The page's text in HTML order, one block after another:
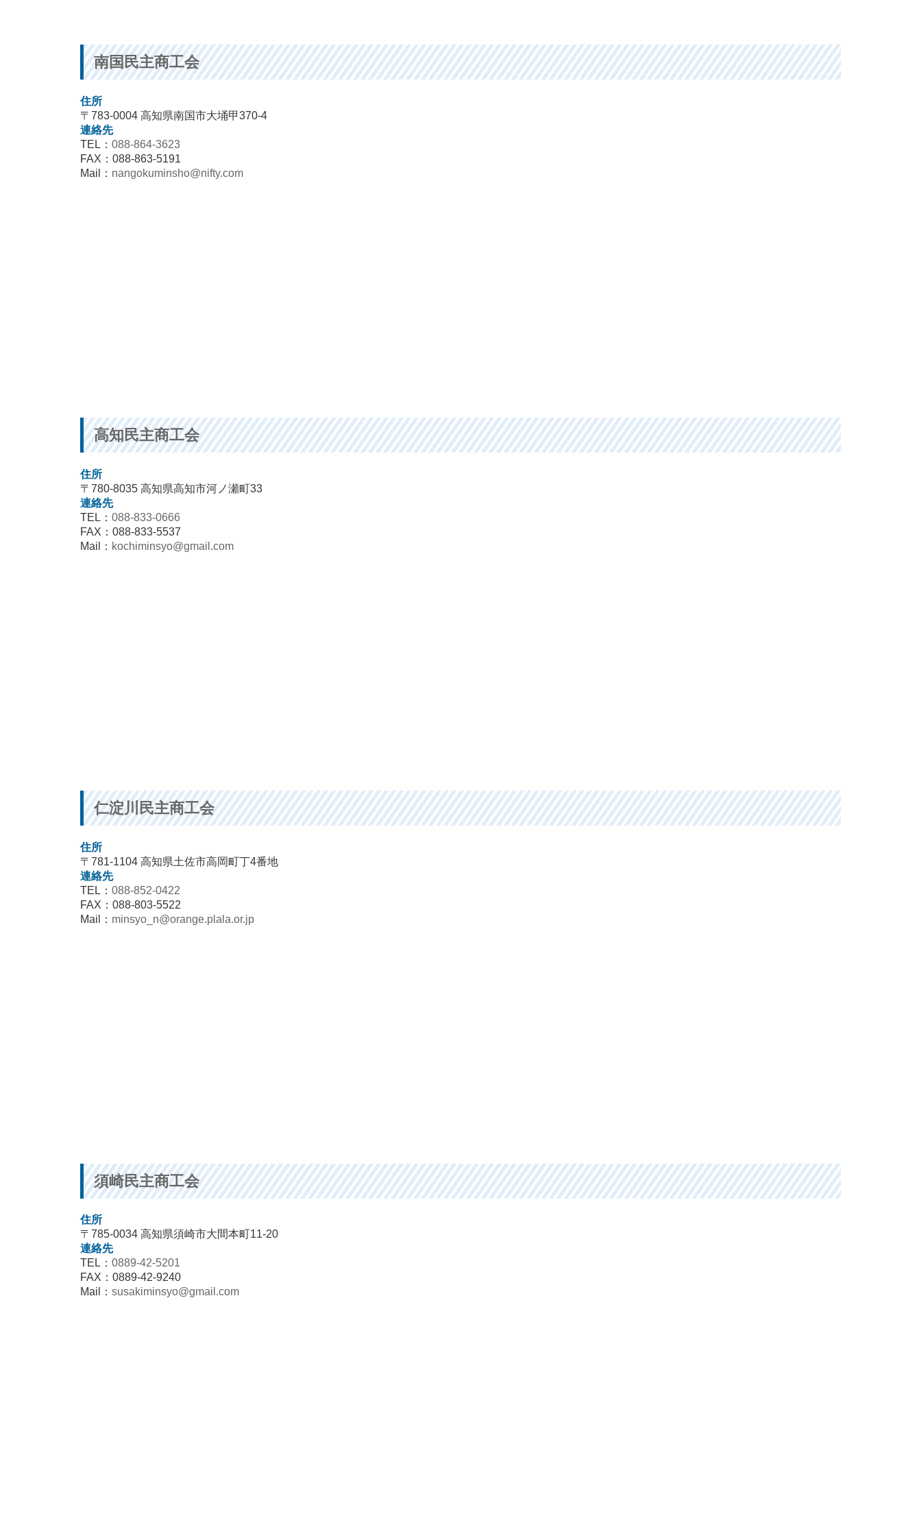
南国民主商工会
住所
〒783-0004 高知県南国市大埇甲370-4
連絡先
TEL： 088-864-3623
FAX：088-863-5191
Mail： nangokuminsho@nifty.com
高知民主商工会
住所
〒780-8035 高知県高知市河ノ瀬町33
連絡先
TEL： 088-833-0666
FAX：088-833-5537
Mail： kochiminsyo@gmail.com
仁淀川民主商工会
住所
〒781-1104 高知県土佐市高岡町丁4番地
連絡先
TEL： 088-852-0422
FAX：088-803-5522
Mail： minsyo_n@orange.plala.or.jp
須崎民主商工会
住所
〒785-0034 高知県須崎市大間本町11-20
連絡先
TEL： 0889-42-5201
FAX：0889-42-9240
Mail： susakiminsyo@gmail.com